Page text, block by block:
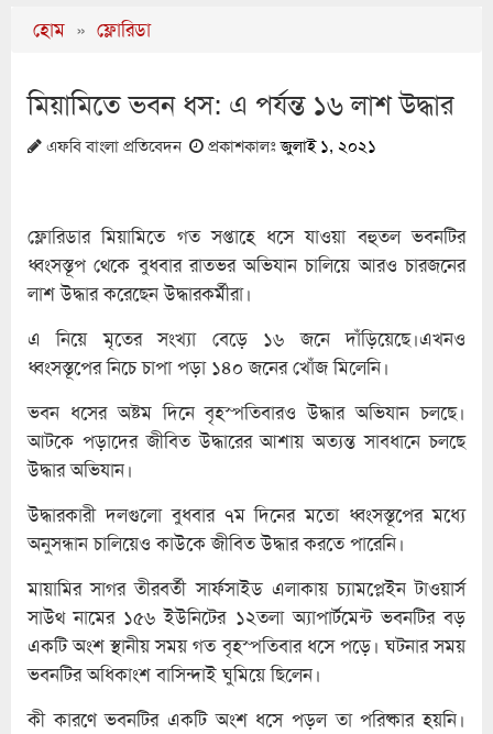
হোম » ফ্লোরিডা
মিয়ামিতে ভবন ধস: এ পর্যন্ত ১৬ লাশ উদ্ধার
এফবি বাংলা প্রতিবেদন প্রকাশকালঃজুলাই ১, ২০২১
ফ্লোরিডার মিয়ামিতে গত সপ্তাহে ধসে যাওয়া বহুতল ভবনটির
ধ্বংসস্তূপ থেকে বুধবার রাতভর অভিযান চালিয়ে আরও চারজনের
লাশ উদ্ধার করেছেন উদ্ধারকর্মীরা।
এ নিয়ে মৃতের সংখ্যা বেড়ে ১৬ জনে দাঁড়িয়েছে।এখনও
ধ্বংসস্তূপের নিচে চাপা পড়া ১৪০ জনের খোঁজ মিলেনি।
ভবন ধসের অষ্টম দিনে বৃহস্পতিবারও উদ্ধার অভিযান চলছে।
আটকে পড়াদের জীবিত উদ্ধারের আশায় অত্যন্ত সাবধানে চলছে
উদ্ধার অভিযান।
উদ্ধারকারী দলগুলো বুধবার ৭ম দিনের মতো ধ্বংসস্তূপের মধ্যে
অনুসন্ধান চালিয়েও কাউকে জীবিত উদ্ধার করতে পারেনি।
মায়ামির সাগর তীরবর্তী সার্ফসাইড এলাকায় চ্যামপ্লেইন টাওয়ার্স
সাউথ নামের ১৫৬ ইউনিটের ১২তলা অ্যাপার্টমেন্ট ভবনটির বড়
একটি অংশ স্থানীয় সময় গত বৃহস্পতিবার ধসে পড়ে। ঘটনার সময়
ভবনটির অধিকাংশ বাসিন্দাই ঘুমিয়ে ছিলেন।
কী কারণে ভবনটির একটি অংশ ধসে পড়ল তা পরিষ্কার হয়নি।